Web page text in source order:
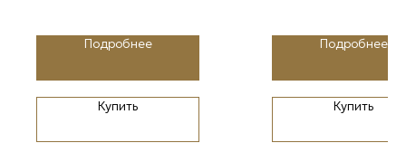
Подробнее
Купить
Подробнее
Купить